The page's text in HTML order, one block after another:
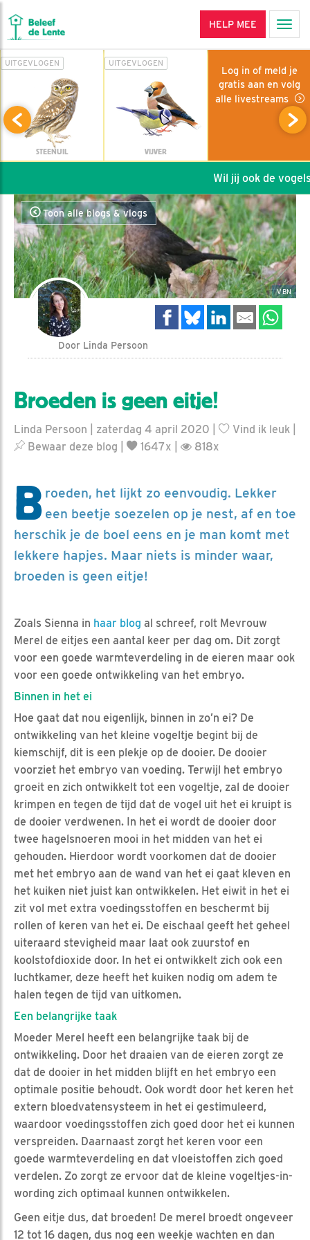
HELP MEE
UITGEVLOGEN
STEENUIL
UITGEVLOGEN
VIJVER
Log in of meld je
gratis aan en volg
alle livestreams
Wil jij ook de
Toon alle blogs & vlogs
VBN
Door Linda Persoon
Broeden is geen eitje!
Linda Persoon | zaterdag 4 april 2020 | Vind ik leuk
Bewaar deze blog
1647x | 818x
B roeden, het lijkt zo eenvoudig. Lekker
een beetje soezelen op je nest, af en toe
herschik je de boel eens en je man komt met
lekkere hapjes. Maar niets is minder waar,
broeden is geen eitje!
Zoals Sienna in haar blog al schreef, rolt Mevrouw
Merel de eitjes een aantal keer per dag om. Dit zorgt
voor een goede warmteverdeling in de eieren maar ook
voor een goede ontwikkeling van het embryo.
Binnen in het ei
Hoe gaat dat nou eigenlijk, binnen in zo’n ei? De
ontwikkeling van het kleine vogeltje begint bij de
kiemschijf, dit is een plekje op de dooier. De dooier
voorziet het embryo van voeding. Terwijl het embryo
groeit en zich ontwikkelt tot een vogeltje, zal de dooier
krimpen en tegen de tijd dat de vogel uit het ei kruipt is
de dooier verdwenen. In het ei wordt de dooier door
twee hagelsnoeren mooi in het midden van het ei
gehouden. Hierdoor wordt voorkomen dat de dooier
met het embryo aan de wand van het ei gaat kleven en
het kuiken niet juist kan ontwikkelen. Het eiwit in het ei
zit vol met extra voedingsstoffen en beschermt bij
rollen of keren van het ei. De eischaal geeft het geheel
uiteraard stevigheid maar laat ook zuurstof en
koolstofdioxide door. In het ei ontwikkelt zich ook een
luchtkamer, deze heeft het kuiken nodig om adem te
halen tegen de tijd van uitkomen.
Een belangrijke taak
Moeder Merel heeft een belangrijke taak bij de
ontwikkeling. Door het draaien van de eieren zorgt ze
dat de dooier in het midden blijft en het embryo een
optimale positie behoudt. Ook wordt door het keren het
extern bloedvatensysteem in het ei gestimuleerd,
waardoor voedingsstoffen zich goed door het ei kunnen
verspreiden. Daarnaast zorgt het keren voor een
goede warmteverdeling en dat vloeistoffen zich goed
verdelen. Zo zorgt ze ervoor dat de kleine vogeltjes-in-
wording zich optimaal kunnen ontwikkelen.
Geen eitje dus, dat broeden! De merel broedt ongeveer
12 tot 16 dagen, dus nog een weekje wachten en dan